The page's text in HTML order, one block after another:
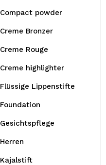
Compact powder
Creme Bronzer
Creme Rouge
Creme highlighter
Flüssige Lippenstifte
Foundation
Gesichtspflege
Herren
Kajalstift